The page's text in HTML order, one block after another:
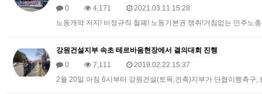
0
4,171
2021.03.11 15:28
노동개악 저지! 비정규직 철폐! 노동기본권 쟁취!거침없는 민주노
강원건설지부 속초 테르바움현장에서 결의대회 진행
0
7,111
2019.02.22 15:37
2월 20일 아침 6시부터 강원건설(토목,건축)지부가 단협이행촉